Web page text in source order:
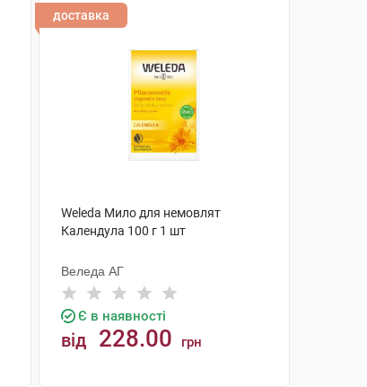
доставка
Weleda Мило для немовлят
Календула 100 г 1 шт
Веледа АГ
Є в наявності
від 228.00 грн